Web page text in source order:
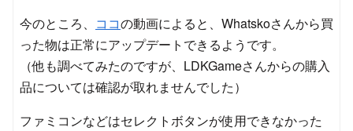
今のところ、 ココの動画によると、Whatskoさんから買
った物は正常にアップデートできるようです。
（他も調べてみたのですが、LDKGameさんからの購入
品については確認が取れませんでした）
ファミコンなどはセレクトボタンが使用できなかった